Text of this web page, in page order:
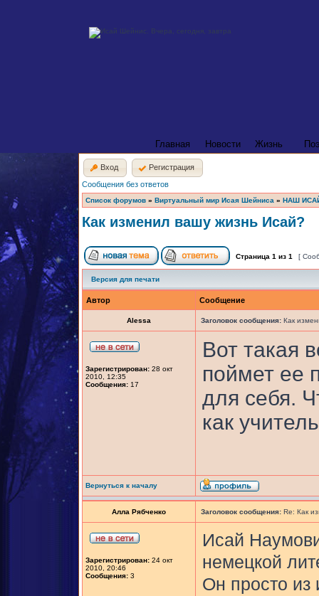
Главная Новости Жизнь
Вход
Регистрация
Сообщения без ответов
Список форумов » Виртуальный мир Исая Шейниса » НАШ
Как изменил вашу жизнь Исай?
Страница 1 из 1 [
Версия для печати
Автор Сообщение
Alessa Заголовок сообщения: Как
Зарегистрирован: 28 окт
2010, 12:35
Сообщения: 17
Вот такая
поймет ее
для себя.
как
Вернуться к началу
Алла Рябченко Заголовок сообщения: Re: Как
Зарегистрирован: 24 окт
2010, 20:46
Сообщения: 3
Исай
немецкой
Он просто из